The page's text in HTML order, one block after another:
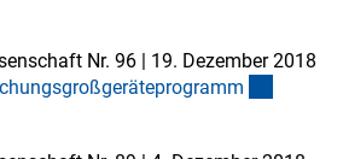
Nr. 96 | 19. Dezember 2018
m